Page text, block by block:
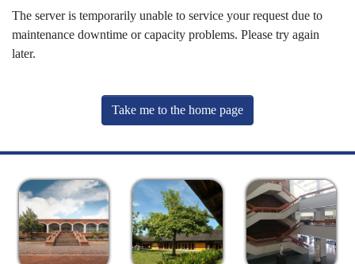
The server is temporarily unable to service your request due to
maintenance downtime or capacity problems. Please try again
later.
Take me to the home page